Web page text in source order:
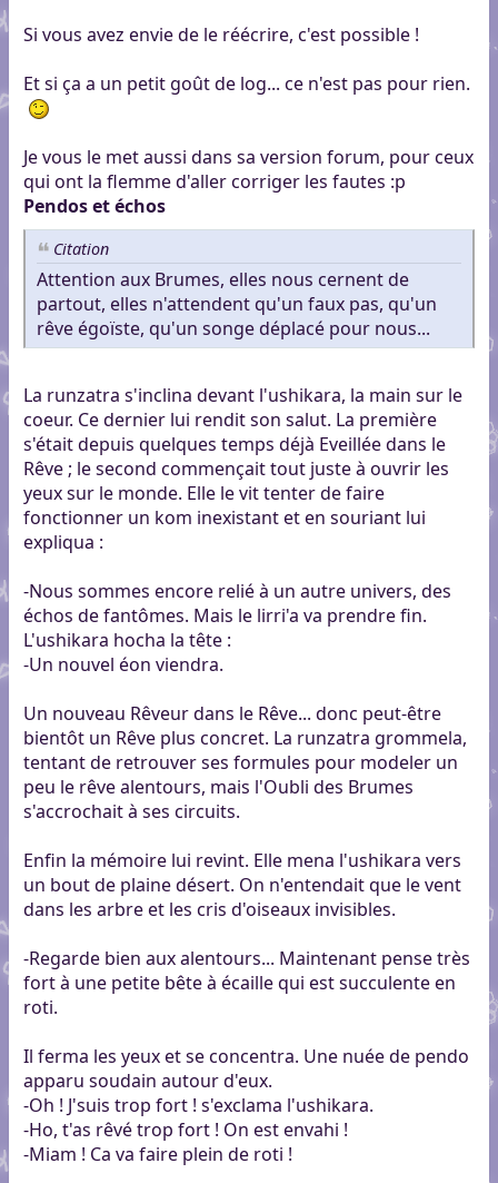
Si vous avez envie de le réécrire, c'est possible !
Et si ça a un petit goût de log... ce n'est pas pour rien.
Je vous le met aussi dans sa version forum, pour ceux
qui ont la flemme d'aller corriger les fautes :p
Pendos et échos
Citation
Attention aux Brumes, elles nous cernent de
partout, elles n'attendent qu'un faux pas, qu'un
rêve égoïste, qu'un songe déplacé pour nous...
La runzatra s'inclina devant l'ushikara, la main sur le
coeur. Ce dernier lui rendit son salut. La première
s'était depuis quelques temps déjà Eveillée dans le
Rêve ; le second commençait tout juste à ouvrir les
yeux sur le monde. Elle le vit tenter de faire
fonctionner un kom inexistant et en souriant lui
expliqua :
-Nous sommes encore relié à un autre univers, des
échos de fantômes. Mais le lirri'a va prendre fin.
L'ushikara hocha la tête :
-Un nouvel éon viendra.
Un nouveau Rêveur dans le Rêve... donc peut-être
bientôt un Rêve plus concret. La runzatra grommela,
tentant de retrouver ses formules pour modeler un
peu le rêve alentours, mais l'Oubli des Brumes
s'accrochait à ses circuits.
Enfin la mémoire lui revint. Elle mena l'ushikara vers
un bout de plaine désert. On n'entendait que le vent
dans les arbre et les cris d'oiseaux invisibles.
-Regarde bien aux alentours... Maintenant pense très
fort à une petite bête à écaille qui est succulente en
roti.
Il ferma les yeux et se concentra. Une nuée de pendo
apparu soudain autour d'eux.
-Oh ! J'suis trop fort ! s'exclama l'ushikara.
-Ho, t'as rêvé trop fort ! On est envahi !
-Miam ! Ca va faire plein de roti !